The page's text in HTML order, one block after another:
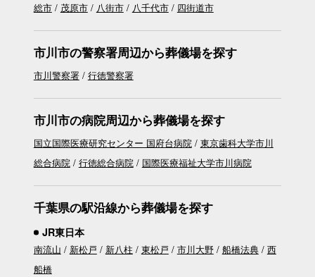
総市
茂原市 八街市 八千代市 四街道市
市川市の警察署周辺から葬儀場を探す
市川警察署 行徳警察署
市川市の病院周辺から葬儀場を探す
国立国際医療研究センター 国府台病院
東京歯科大学市川
総合病院
行徳総合病院 国際医療福祉大学市川病院
千葉県の駅沿線から葬儀場を探す
JR東日本
南流山 新松戸 新八柱 東松戸 市川大野 船橋法典
西
船橋